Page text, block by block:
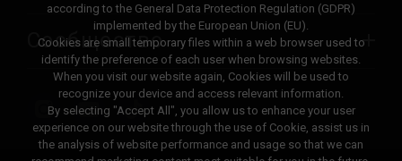
Сообщество
according to the General Data Protection Regulation (GDPR)
implemented by the European Union (EU).
Cookies are small temporary files within a web browser used to
identify the preference of each user when browsing websites.
When you visit our website again, Cookies will be used to
recognize your device and access relevant information.
By selecting "Accept All", you allow us to enhance your user
experience on our website through the use of Cookie, assist us in
the analysis of website performance and usage so that we can